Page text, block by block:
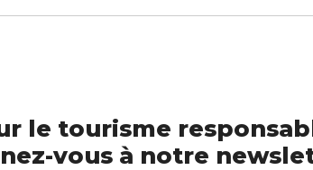
le tourisme
vous à notre